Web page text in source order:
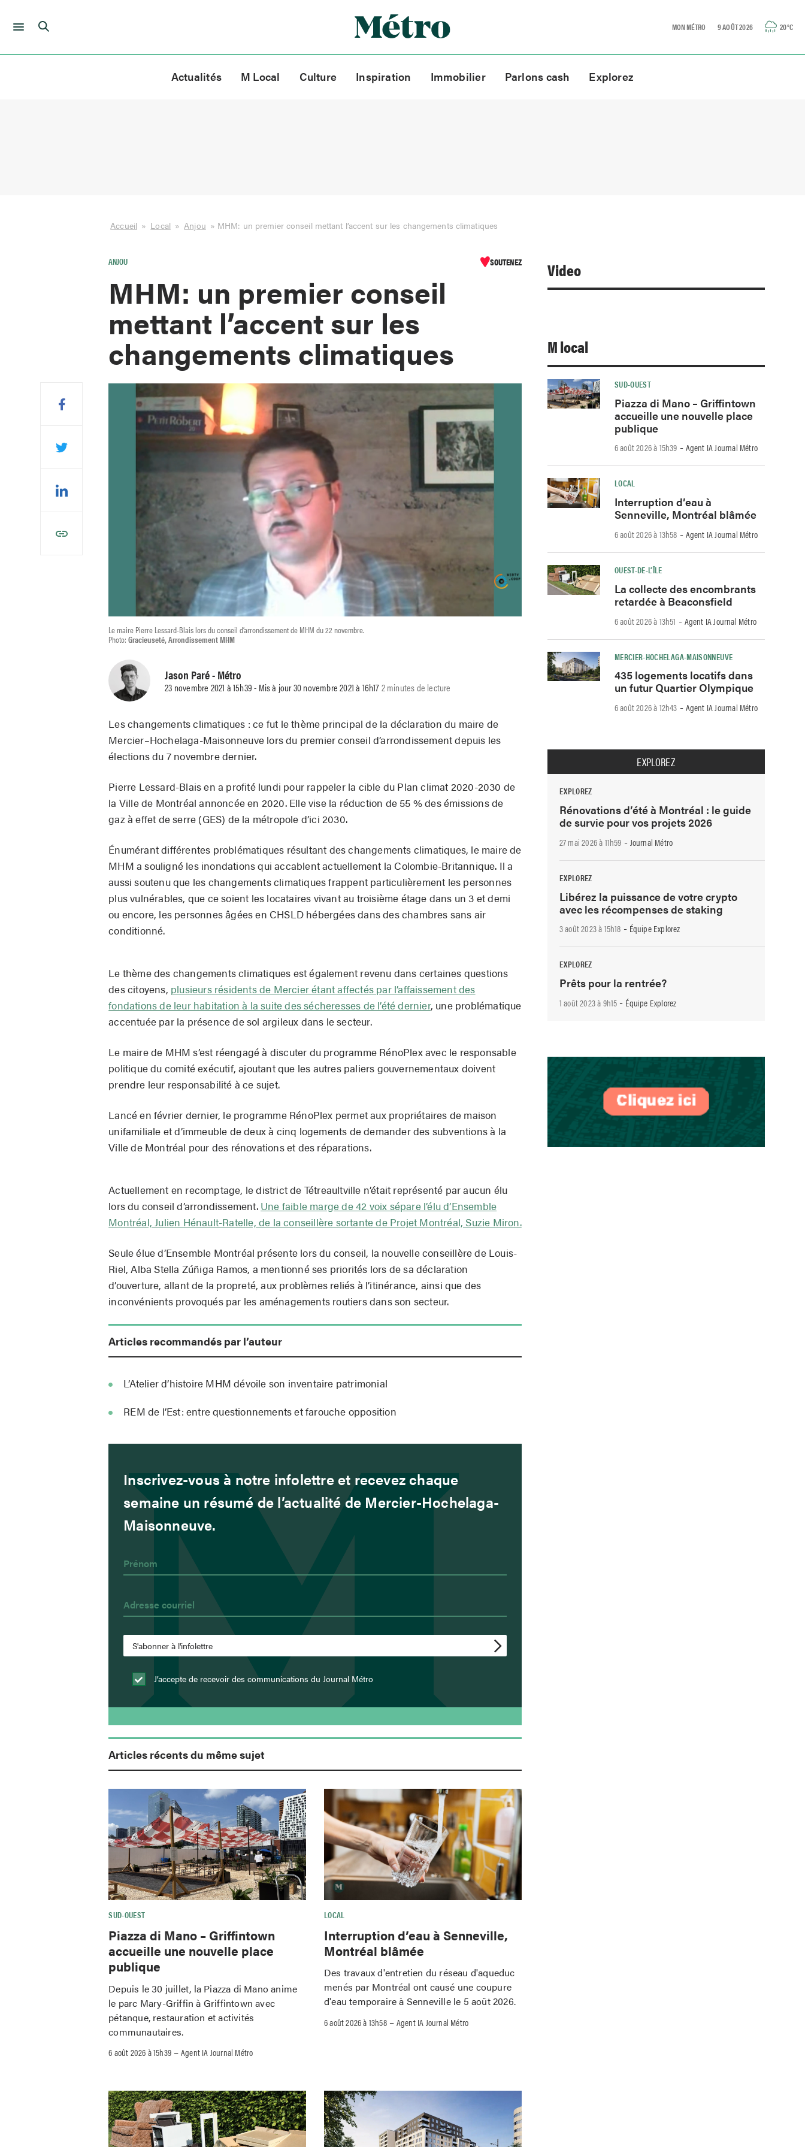
Skip
MON MÉTRO 9 AOÛT 2026 20°C
Actualités M Local Culture Inspiration Immobilier Parlons cash Explorez
Accueil » Local » Anjou » MHM: un premier conseil mettant l’accent sur les changements climatiques
ANJOU SOUTENEZ
MHM: un premier conseil
mettant l’accent sur les
changements climatiques
Le maire Pierre Lessard-Blais lors du conseil d’arrondissement de MHM du 22 novembre.
Photo:Gracieuseté, Arrondissement MHM
Jason Paré- Métro
23 novembre 2021 à 15h39 - Mis à jour 30 novembre 2021 à 16h172 minutes de lecture
Les changements climatiques : ce fut le thème principal de la déclaration du maire de
Mercier–Hochelaga-Maisonneuve lors du premier conseil d’arrondissement depuis les
élections du 7 novembre dernier.
Pierre Lessard-Blais en a profité lundi pour rappeler la cible du Plan climat 2020-2030 de
la Ville de Montréal annoncée en 2020. Elle vise la réduction de 55 % des émissions de
gaz à effet de serre (GES) de la métropole d’ici 2030.
Énumérant différentes problématiques résultant des changements climatiques, le maire de
MHM a souligné les inondations qui accablent actuellement la Colombie-Britannique. Il a
aussi soutenu que les changements climatiques frappent particulièrement les personnes
plus vulnérables, que ce soient les locataires vivant au troisième étage dans un 3 et demi
ou encore, les personnes âgées en CHSLD hébergées dans des chambres sans air
conditionné.
Le thème des changements climatiques est également revenu dans certaines questions
des citoyens, plusieurs résidents de Mercier étant affectés par l’affaissement des
fondations de leur habitation à la suite des sécheresses de l’été dernier, une problématique
accentuée par la présence de sol argileux dans le secteur.
Le maire de MHM s’est réengagé à discuter du programme RénoPlex avec le responsable
politique du comité exécutif, ajoutant que les autres paliers gouvernementaux doivent
prendre leur responsabilité à ce sujet.
Lancé en février dernier, le programme RénoPlex permet aux propriétaires de maison
unifamiliale et d’immeuble de deux à cinq logements de demander des subventions à la
Ville de Montréal pour des rénovations et des réparations.
Actuellement en recomptage, le district de Tétreaultville n’était représenté par aucun élu
lors du conseil d’arrondissement. Une faible marge de 42 voix sépare l’élu d’Ensemble
Montréal, Julien Hénault-Ratelle, de la conseillère sortante de Projet Montréal, Suzie Miron.
Seule élue d’Ensemble Montréal présente lors du conseil, la nouvelle conseillère de Louis-
Riel, Alba Stella Zúñiga Ramos, a mentionné ses priorités lors de sa déclaration
d’ouverture, allant de la propreté, aux problèmes reliés à l’itinérance, ainsi que des
inconvénients provoqués par les aménagements routiers dans son secteur.
Articles recommandés par l’auteur
L’Atelier d’histoire MHM dévoile son inventaire patrimonial
REM de l’Est: entre questionnements et farouche opposition
Inscrivez-vous à notre infolettre et recevez chaque
semaine un résumé de l’actualité de Mercier-Hochelaga-
Maisonneuve.
J’accepte de recevoir des communications du Journal Métro
Articles récents du même sujet
SUD-OUEST
Piazza di Mano – Griffintown
accueille une nouvelle place
publique
Depuis le 30 juillet, la Piazza di Mano anime
le parc Mary-Griffin à Griffintown avec
pétanque, restauration et activités
communautaires.
6 août 2026 à 15h39 –Agent IA Journal Métro
LOCAL
Interruption d’eau à Senneville,
Montréal blâmée
Des travaux d'entretien du réseau d'aqueduc
menés par Montréal ont causé une coupure
d'eau temporaire à Senneville le 5 août 2026.
6 août 2026 à 13h58–Agent IA Journal Métro
Video
M local
SUD-OUEST
Piazza di Mano – Griffintown
accueille une nouvelle place
publique
6 août 2026 à 15h39 -Agent IA Journal Métro
LOCAL
Interruption d’eau à
Senneville, Montréal blâmée
6 août 2026 à 13h58 -Agent IA Journal Métro
OUEST-DE-L’ÎLE
La collecte des encombrants
retardée à Beaconsfield
6 août 2026 à 13h51 -Agent IA Journal Métro
MERCIER-HOCHELAGA-MAISONNEUVE
435 logements locatifs dans
un futur Quartier Olympique
6 août 2026 à 12h43 -Agent IA Journal Métro
EXPLOREZ
EXPLOREZ
Rénovations d’été à Montréal : le guide
de survie pour vos projets 2026
27 mai 2026 à 11h59 - Journal Métro
EXPLOREZ
Libérez la puissance de votre crypto
avec les récompenses de staking
3 août 2023 à 15h18 - Équipe Explorez
EXPLOREZ
Prêts pour la rentrée?
1 août 2023 à 9h15 - Équipe Explorez